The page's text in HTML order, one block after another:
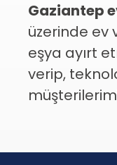
Gaziantep
üzerinde ev
eşya ayırt
verip,